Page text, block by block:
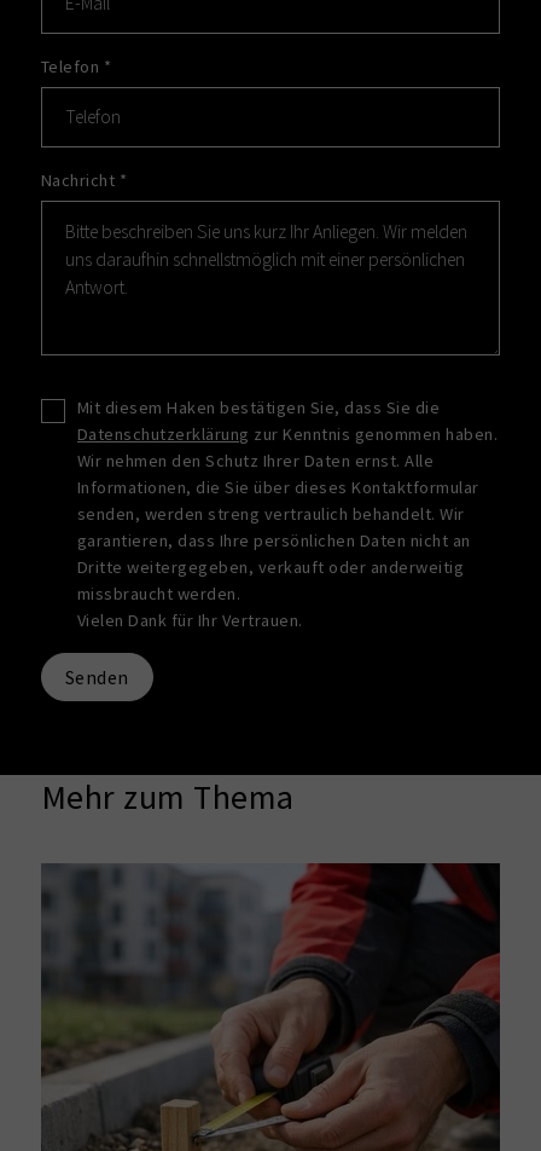
Telefon *
Nachricht *
Mit diesem Haken bestätigen Sie, dass Sie die
Datenschutzerklärung zur Kenntnis genommen haben.
Wir nehmen den Schutz Ihrer Daten ernst. Alle
Informationen, die Sie über dieses Kontaktformular
senden, werden streng vertraulich behandelt. Wir
garantieren, dass Ihre persönlichen Daten nicht an
Dritte weitergegeben, verkauft oder anderweitig
missbraucht werden.
Vielen Dank für Ihr Vertrauen.
Senden
Mehr zum Thema